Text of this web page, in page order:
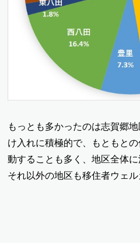
もっとも多かったのは志賀郷
け入れに積極的で、もともと
動することも多く、地区全体
それ以外の地区も移住者ウェ